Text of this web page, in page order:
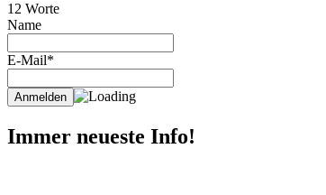
12 Worte
Name
E-Mail*
Immer neueste Info!